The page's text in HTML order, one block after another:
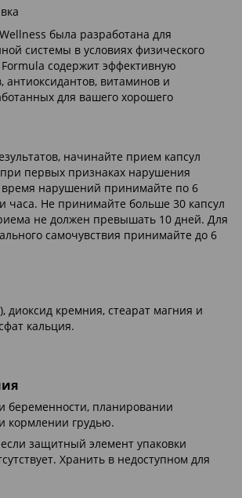
была разработана для
системы в условиях физического
Formula содержит эффективную
витаминов и
для вашего хорошего
начинайте прием капсул
первых признаках нарушения
время нарушений принимайте по 6
часа. Не принимайте больше 30 капсул
не должен превышать 10 дней. Для
самочувствия принимайте до 6
диоксид кремния, стеарат магния и
кальция.
беременности, планировании
кормлении грудью.
защитный элемент упаковки
Хранить в недоступном для